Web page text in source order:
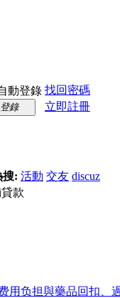
動登錄 找回密碼
登錄
立即註冊
搜: 活動 交友 discuz
款
用负担與藥品回扣、